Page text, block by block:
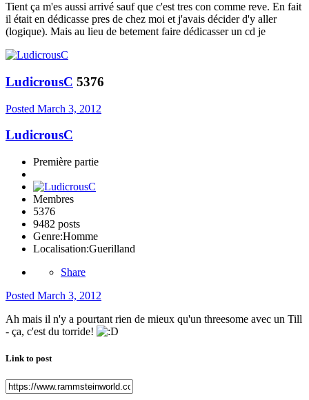
Tient ça m'es aussi arrivé sauf que c'est tres con comme reve. En fait
il était en dédicasse pres de chez moi et j'avais décider d'y aller
(logique). Mais au lieu de betement faire dédicasser un cd je
LudicrousC 5376
Posted March 3, 2012
LudicrousC
Première partie
Membres
5376
9482 posts
Genre:Homme
Localisation:Guerilland
Share
Posted March 3, 2012
Ah mais il n'y a pourtant rien de mieux qu'un threesome avec un Till
- ça, c'est du torride!
Link to post